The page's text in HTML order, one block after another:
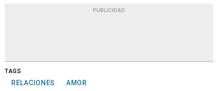
PUBLICIDAD
TAGS
RELACIONES AMOR